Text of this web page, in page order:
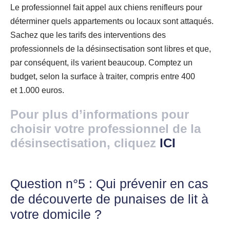
Le professionnel fait appel aux chiens renifleurs pour
déterminer quels appartements ou locaux sont attaqués.
Sachez que les tarifs des interventions des
professionnels de la désinsectisation sont libres et que,
par conséquent, ils varient beaucoup. Comptez un
budget, selon la surface à traiter, compris entre 400
et 1.000 euros.
Pour plus d’informations pour
choisir votre professionnel de la
désinsectisation, cliquez ICI
Question n°5 : Qui prévenir en cas
de découverte de punaises de lit à
votre domicile ?